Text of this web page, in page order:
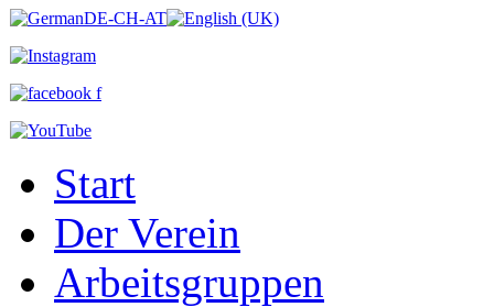
Start
Der Verein
Arbeitsgruppen